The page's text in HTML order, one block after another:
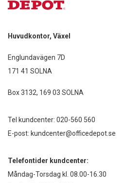
Huvudkontor, Växel
Englundavägen 7D
171 41 SOLNA
Box 3132, 169 03 SOLNA
Tel kundcenter: 020-560 560
E-post: kundcenter@officedepot.se
Telefontider kundcenter:
Måndag-Torsdag kl. 08.00-16.30